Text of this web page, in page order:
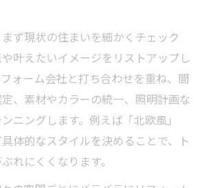
ず現状の住まいを細かくチェック
叶えたいイメージをリストアップし
ォーム会社と打ち合わせを重ね、間
、素材やカラーの統一、照明計画な
ニングします。例えば「北欧風」
具体的なスタイルを決めることで、ト
れにくくなります。